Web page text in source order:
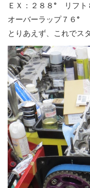
ＥＸ：２８８° リフ
オーバーラップ７６°
とりあえず、これでス